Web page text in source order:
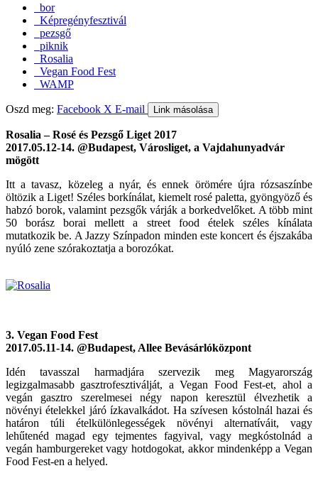
bor
Képregényfesztivál
pezsgő
piknik
Rosalia
Vegan Food Fest
WAMP
Oszd meg: Facebook X E-mail Link másolása
Rosalia – Rosé és Pezsgő Liget 2017
2017.05.12-14. @Budapest, Városliget, a Vajdahunyadvár
mögött
Itt a tavasz, közeleg a nyár, és ennek örömére újra rózsaszínbe
öltözik a Liget! Széles borkínálat, kiemelt rosé paletta, gyöngyöző és
habzó borok, valamint pezsgők várják a borkedvelőket. A több mint
50 borász borai mellett a street food ételek széles kínálata
mutatkozik be. A Jazzy Színpadon minden este koncert és éjszakába
nyúló zene szórakoztatja a borozókat.
3. Vegan Food Fest
2017.05.11-14. @Budapest, Allee Bevásárlóközpont
Idén tavasszal harmadjára szervezik meg Magyarország
legizgalmasabb gasztrofesztiválját, a Vegan Food Fest-et, ahol a
vegán gasztro szerelmesei négy napon keresztül élvezhetik a
növényi ételekkel járó ízkavalkádot. Ha szívesen kóstolnál hazai és
határon túli ételkülönlegességek növényi alternatíváit, vagy
lehűtenéd magad egy tejmentes fagyival, vagy megkóstolnád a
vegán hamburgereket vagy hotdogokat, akkor mindenképp a Vegan
Food Fest-en a helyed.